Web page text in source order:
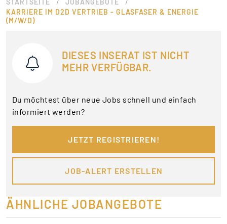
KARRIERE IM D2D VERTRIEB - GLASFASER & ENERGIE
(M/W/D)
DIESES INSERAT IST NICHT
MEHR VERFÜGBAR.
Du möchtest über neue Jobs schnell und einfach
informiert werden?
JETZT REGISTRIEREN!
JOB-ALERT ERSTELLEN
ÄHNLICHE JOBANGEBOTE